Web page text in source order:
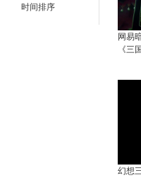
时间排序
网易
《三
幻想